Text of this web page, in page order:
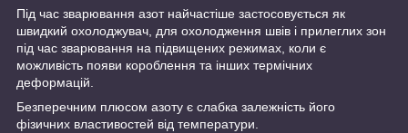
Під час зварювання азот найчастіше застосовується як
швидкий охолоджувач, для охолодження швів і прилеглих зон
під час зварювання на підвищених режимах, коли є
можливість появи короблення та інших термічних
деформацій.
Безперечним плюсом азоту є слабка залежність його
фізичних властивостей від температури.